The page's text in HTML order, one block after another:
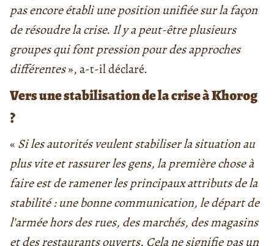
pas encore établi une position unifiée sur la façon
de résoudre la crise. Il y a peut-être plusieurs
groupes qui font pression pour des approches
différentes», a-t-il déclaré.
Vers une stabilisation de la crise à Khorog
?
« Si les autorités veulent stabiliser la situation au
plus vite et rassurer les gens, la première chose à
faire est de ramener les principaux attributs de la
stabilité : une bonne communication, le départ de
l’armée hors des rues, des marchés, des magasins
et des restaurants ouverts. Cela ne signifie pas un